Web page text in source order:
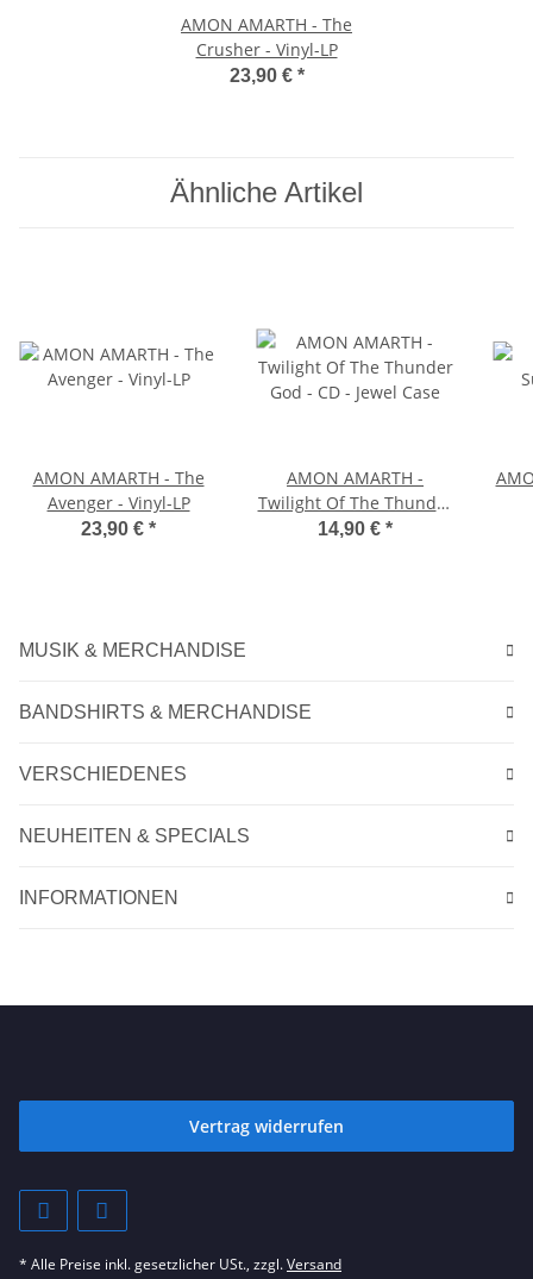
AMON AMARTH - The
Crusher - Vinyl-LP
23,90 € *
Ähnliche Artikel
AMON AMARTH - The
Avenger - Vinyl-LP
23,90 € *
AMON AMARTH -
Twilight Of The Thunder
God - CD - Jewel Case
14,90 € *
MUSIK & MERCHANDISE
BANDSHIRTS & MERCHANDISE
VERSCHIEDENES
NEUHEITEN & SPECIALS
INFORMATIONEN
Vertrag widerrufen
* Alle Preise inkl. gesetzlicher USt., zzgl.Versand